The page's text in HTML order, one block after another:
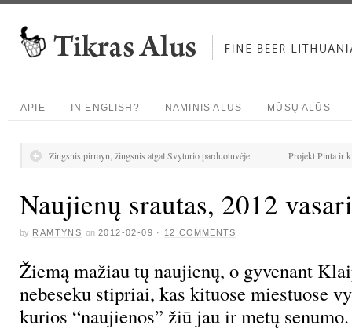
APIE IN ENGLISH? NAMINIS ALUS MŪSŲ ALŪS
Žingsnis pirmyn, žingsnis atgal Švyturio parduotuvėje Projekt Pinta ir
Naujienų srautas, 2012
by RAMTYNS on 2012-02-09 · 12 COMMENTS
Žiemą mažiau tų naujienų, o gyvenant
nebeseku stipriai, kas kituose miestuose
kurios “naujienos” žiū jau ir metų